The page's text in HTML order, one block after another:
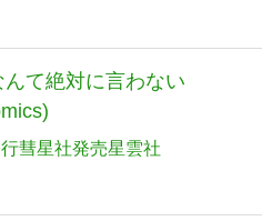
んて絶対に言わない
彗星社発売星雲社